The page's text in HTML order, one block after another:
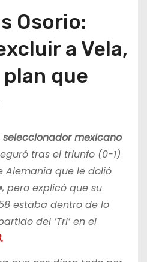
Osorio:
a Vela,
que
seleccionador mexicano
tras el triunfo (0-1)
que le dolió
, pero explicó que su
estaba dentro de lo
del ‘Tri’ en el